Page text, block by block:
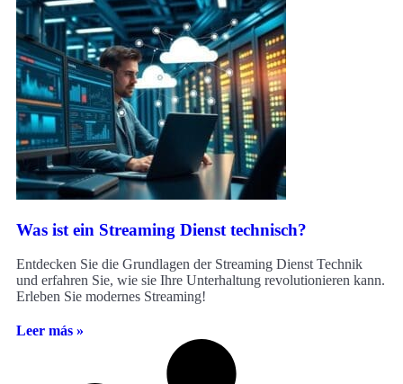
Was ist ein Streaming Dienst technisch?
Entdecken Sie die Grundlagen der Streaming Dienst Technik
und erfahren Sie, wie sie Ihre Unterhaltung revolutionieren kann.
Erleben Sie modernes Streaming!
Leer más »